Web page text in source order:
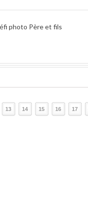
photo Père et fils
13 14 15 16 17